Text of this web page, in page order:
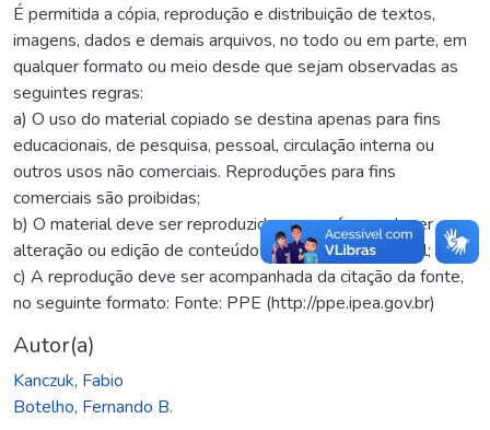
É permitida a cópia, reprodução e distribuição de textos,
imagens, dados e demais arquivos, no todo ou em parte, em
qualquer formato ou meio desde que sejam observadas as
seguintes regras:
a) O uso do material copiado se destina apenas para fins
educacionais, de pesquisa, pessoal, circulação interna ou
outros usos não comerciais. Reproduções para fins
comerciais são proibidas;
b) O material deve ser reproduzido sem sofrer qualquer
alteração ou edição de conteúdo em relação ao original; e
c) A reprodução deve ser acompanhada da citação da fonte,
no seguinte formato: Fonte: PPE (http://ppe.ipea.gov.br)
Autor(a)
Kanczuk, Fabio
Botelho, Fernando B.